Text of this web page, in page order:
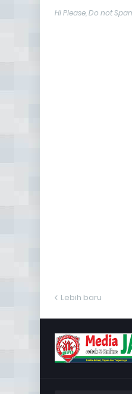
Hi Please, Do not
Lebih baru